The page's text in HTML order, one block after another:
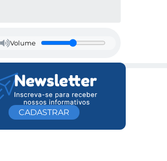
Volume
CADASTRAR